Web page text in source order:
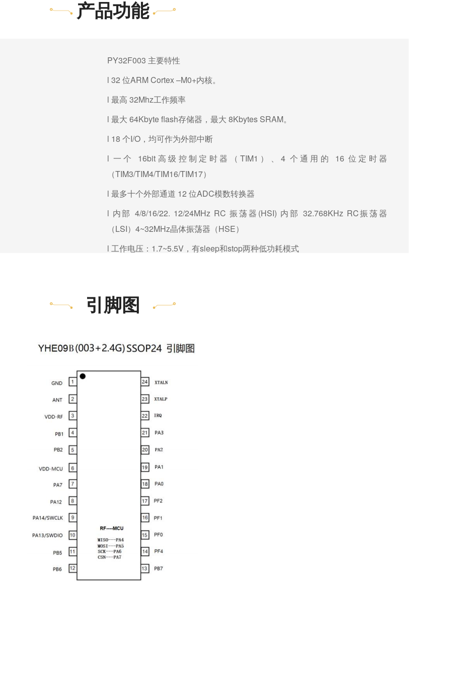
产品功能
PY32F003 主要特性
l 32 位ARM Cortex –M0+内核。
l 最高 32Mhz工作频率
l 最大 64Kbyte flash存储器，最大 8Kbytes SRAM。
l 18 个I/O，均可作为外部中断
l一个 16bit高级控制定时器（TIM1）、4 个通用的
16 位定时器
（TIM3/TIM4/TIM16/TIM17）
l 最多十个外部通道 12 位ADC模数转换器
l 内部 4/8/16/22. 12/24MHz RC 振荡器(HSI) 内部
32.768KHz RC振荡器
（LSI）4~32MHz晶体振荡器（HSE）
l 工作电压：1.7~5.5V，有sleep和stop两种低功耗模式
l 一个串行外设接口（SPI）2 个通用同步./异步收发器（USART）1 个I2C
l2 个比较器
串行单线调试（
3 通道 DMA 控制器
引脚图